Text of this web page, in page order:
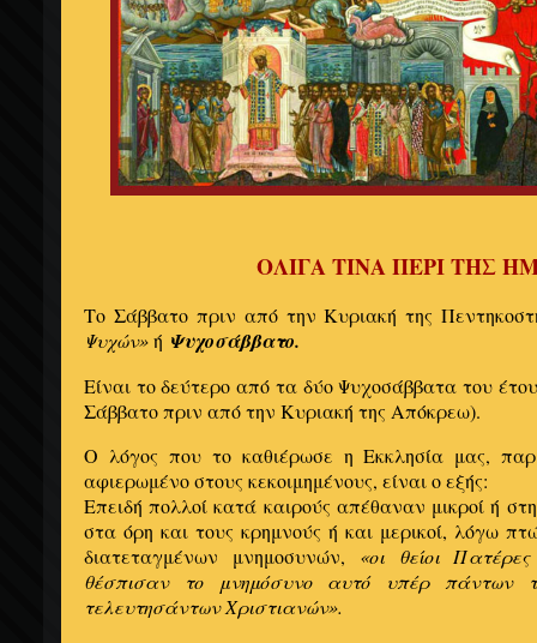
ΟΛΙΓΑ ΤΙΝΑ ΠΕΡΙ ΤΗΣ
Το Σάββατο πριν από την Κυριακή της
Ψυχών»ή Ψυχοσάββατο.
Είναι το δεύτερο από τα δύο Ψυχοσάββατα του
Σάββατο πριν από την Κυριακή της Απόκρεω).
Ο λόγος που το καθιέρωσε η Εκκλησία μας,
αφιερωμένο στους κεκοιμημένους, είναι ο εξής:
Επειδή πολλοί κατά καιρούς απέθαναν μικροί ή
στα όρη και τους κρημνούς ή και μερικοί, λόγω
διατεταγμένων μνημοσυνών, «οι θείοι
θέσπισαν το μνημόσυνο αυτό υπέρ πάντων
τελευτησάντων Χριστιανών».